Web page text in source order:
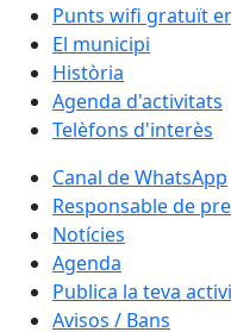
Punts wifi gratuït
El municipi
Història
Agenda d'activitats
Telèfons d'interès
Canal de WhatsApp
Responsable de
Notícies
Agenda
Publica la teva
Avisos / Bans